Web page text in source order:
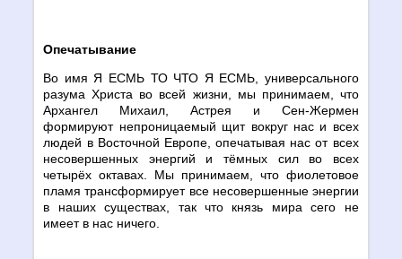
Опечатывание
Во имя Я ЕСМЬ ТО ЧТО Я ЕСМЬ, универсального
разума Христа во всей жизни, мы принимаем, что
Архангел Михаил, Астрея и Сен-Жермен
формируют непроницаемый щит вокруг нас и всех
людей в Восточной Европе, опечатывая нас от всех
несовершенных энергий и тёмных сил во всех
четырёх октавах. Мы принимаем, что фиолетовое
пламя трансформирует все несовершенные энергии
в наших существах, так что князь мира сего не
имеет в нас ничего.